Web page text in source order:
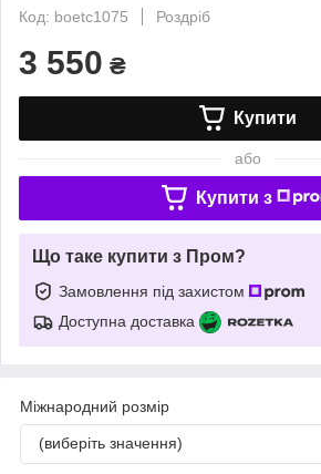
Код: boetc1075
Роздріб
3 550 ₴
Купити
або
Купити з
Що таке купити з Пром?
Замовлення під захистом
Доступна доставка
Міжнародний розмір
(виберіть значення)